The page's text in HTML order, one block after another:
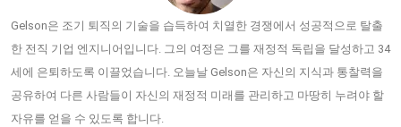
Gelson은 조기 퇴직의 기술을 습득하여 치열한 경쟁에서 성공적으로 탈출
한 전직 기업 엔지니어입니다. 그의 여정은 그를 재정적 독립을 달성하고 34
세에 은퇴하도록 이끌었습니다. 오늘날 Gelson은 자신의 지식과 통찰력을
공유하여 다른 사람들이 자신의 재정적 미래를 관리하고 마땅히 누려야 할
자유를 얻을 수 있도록 합니다.